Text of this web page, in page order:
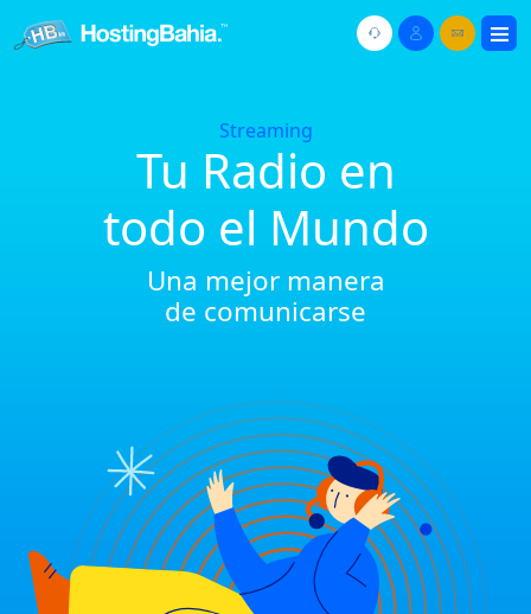
Streaming
Tu Radio en
todo el Mundo
Una mejor manera
de comunicarse